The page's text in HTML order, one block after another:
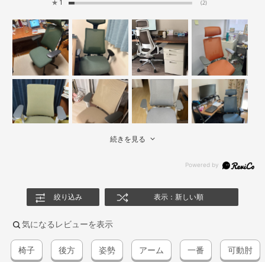
★ 1 (2)
続きを見る
絞り込み 表示：新しい順
気になるレビューを表示
椅子 後方 姿勢 アーム 一番 可動肘